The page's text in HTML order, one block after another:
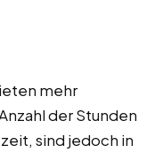
mehr
der Stunden
sind jedoch in